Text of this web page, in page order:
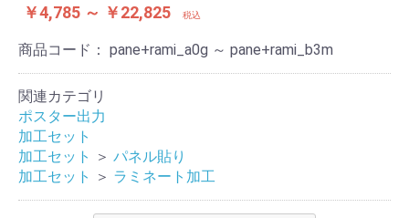
￥4,785 ～ ￥22,825 税込
商品コード： pane+rami_a0g ～ pane+rami_b3m
関連カテゴリ
ポスター出力
加工セット
加工セット
＞ パネル貼り
加工セット
＞ ラミネート加工